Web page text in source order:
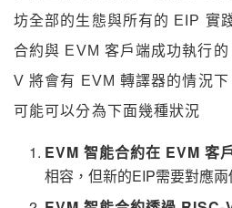
坊全部的生態與所有的 EIP 實
合約與 EVM 客戶端成功執行
V 將會有 EVM 轉譯器的情況
可能可以分為下面幾種狀況
EVM 智能合約在 EVM 客
相容，但新的EIP需要對應兩